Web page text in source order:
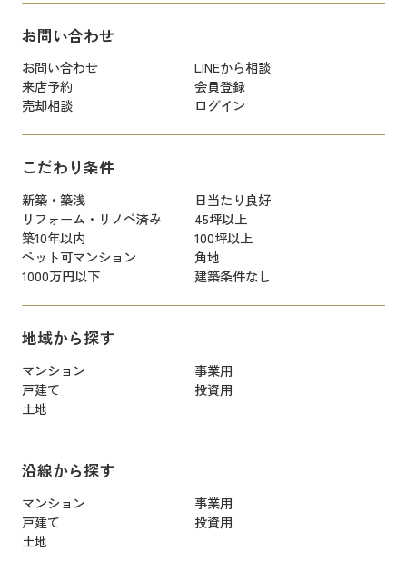
お問い合わせ
お問い合わせ
LINEから相談
来店予約
会員登録
売却相談
ログイン
こだわり条件
新築・築浅
日当たり良好
リフォーム・リノベ済み
45坪以上
築10年以内
100坪以上
ペット可マンション
角地
1000万円以下
建築条件なし
地域から探す
マンション
事業用
戸建て
投資用
土地
沿線から探す
マンション
事業用
戸建て
投資用
土地